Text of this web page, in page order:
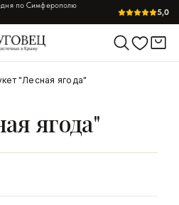
по Симферополю
5,0
"Лесная ягода"
ягода"